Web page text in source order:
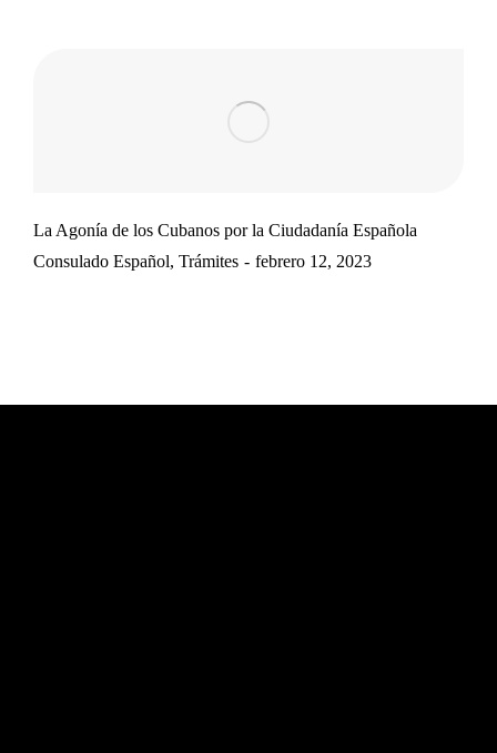
La Agonía de los Cubanos por la Ciudadanía Española
Consulado Español, Trámites febrero 12, 2023